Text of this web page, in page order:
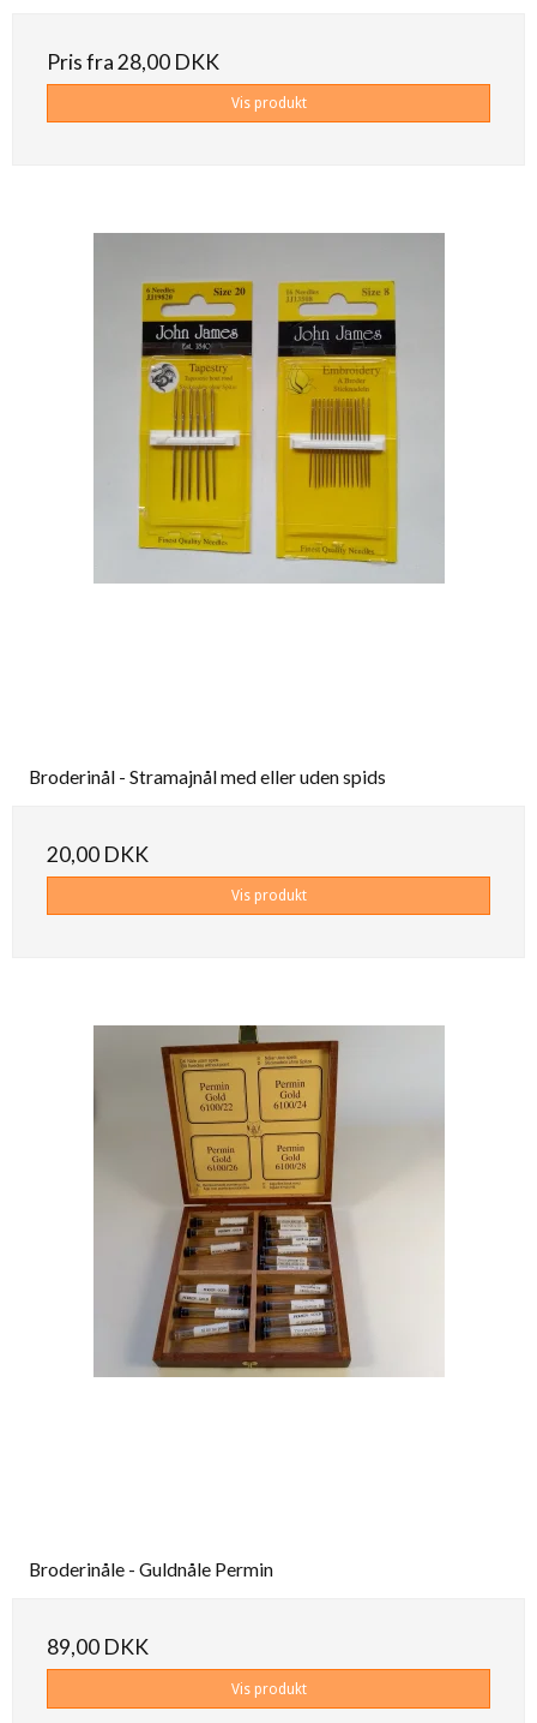
Pris fra28,00 DKK
Vis produkt
Broderinål - Stramajnål med eller uden spids
20,00 DKK
Vis produkt
Broderinåle - Guldnåle Permin
89,00 DKK
Vis produkt